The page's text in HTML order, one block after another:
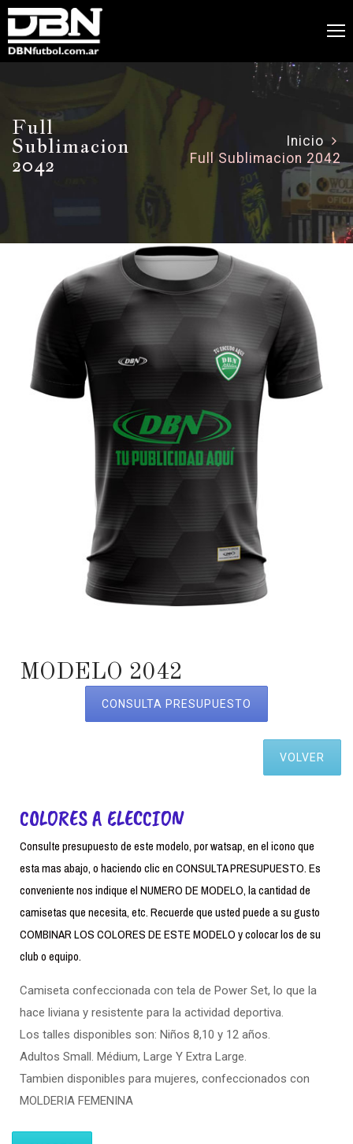
Full
Sublimacion
2042
Inicio
Full Sublimacion 2042
MODELO 2042
CONSULTA PRESUPUESTO
VOLVER
COLORES A ELECCION
Consulte presupuesto de este modelo, por watsap, en el icono que
esta mas abajo, o haciendo clic en CONSULTA PRESUPUESTO. Es
conveniente nos indique el NUMERO DE MODELO, la cantidad de
camisetas que necesita, etc. Recuerde que usted puede a su gusto
COMBINAR LOS COLORES DE ESTE MODELO y colocar los de su
club o equipo.
Camiseta confeccionada con tela de Power Set, lo que la
hace liviana y resistente para la actividad deportiva.
Los talles disponibles son: Niños 8,10 y 12 años.
Adultos Small. Médium, Large Y Extra Large.
Tambien disponibles para mujeres, confeccionados con
MOLDERIA FEMENINA